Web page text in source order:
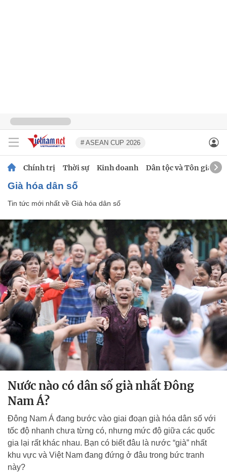
# ASEAN CUP 2026
Chính trị Thời sự Kinh doanh Dân tộc và Tôn giáo
Già hóa dân số
Tin tức mới nhất về Già hóa dân số
Nước nào có dân số già nhất Đông
Nam Á?
Đông Nam Á đang bước vào giai đoạn già hóa dân số với
tốc độ nhanh chưa từng có, nhưng mức độ giữa các quốc
gia lại rất khác nhau. Bạn có biết đâu là nước “già” nhất
khu vực và Việt Nam đang đứng ở đâu trong bức tranh
này?